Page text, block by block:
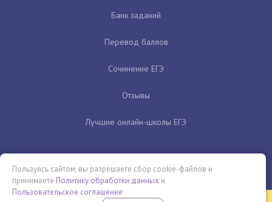
Банк заданий
Перевод баллов
Сочинение ЕГЭ
Отзывы
Лучшие онлайн-школы ЕГЭ
Пользуясь сайтом, вы разрешаете сбор cookie-файлов и
принимаете Политику обработки данных и
Пользовательское соглашение.